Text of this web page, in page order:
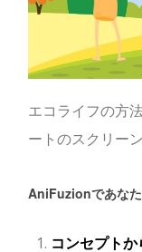
エコライフの方
ートのスクリー
AniFuzionであな
コンセプト